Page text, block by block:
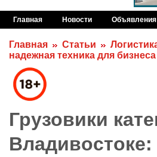
Главная Новости Объявления
Главная Статьи
надежная техника для
Грузовики